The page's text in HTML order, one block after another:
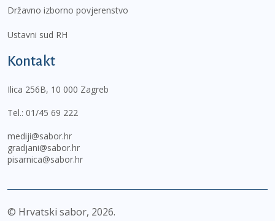
Državno izborno povjerenstvo
Ustavni sud RH
Kontakt
Ilica 256B, 10 000 Zagreb
Tel.: 01/45 69 222
mediji@sabor.hr
gradjani@sabor.hr
pisarnica@sabor.hr
© Hrvatski sabor, 2026